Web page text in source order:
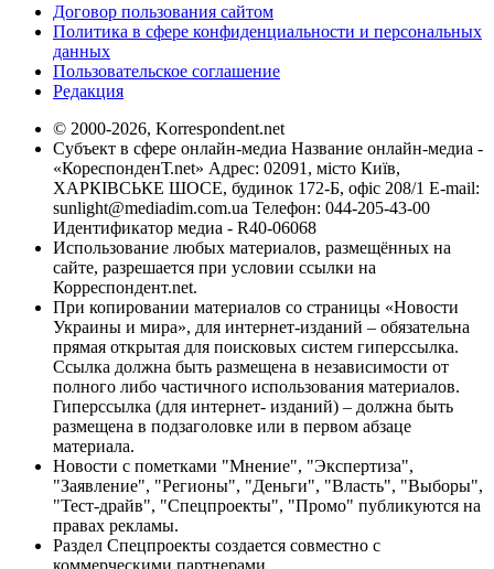
Договор пользования сайтом
Политика в сфере конфиденциальности и персональных
данных
Пользовательское соглашение
Редакция
© 2000-2026, Korrespondent.net
Субъект в сфере онлайн-медиа Название онлайн-медиа -
«КореспонденТ.net» Адрес: 02091, місто Київ,
ХАРКІВСЬКЕ ШОСЕ, будинок 172-Б, офіс 208/1 E-mail:
sunlight@mediadim.com.ua Телефон: 044-205-43-00
Идентификатор медиа - R40-06068
Использование любых материалов, размещённых на
сайте, разрешается при условии ссылки на
Корреспондент.net.
При копировании материалов со страницы «Новости
Украины и мира», для интернет-изданий – обязательна
прямая открытая для поисковых систем гиперссылка.
Ссылка должна быть размещена в независимости от
полного либо частичного использования материалов.
Гиперссылка (для интернет- изданий) – должна быть
размещена в подзаголовке или в первом абзаце
материала.
Новости с пометками "Мнение", "Экспертиза",
"Заявление", "Регионы", "Деньги", "Власть", "Выборы",
"Тест-драйв", "Спецпроекты", "Промо" публикуются на
правах рекламы.
Раздел Спецпроекты создается совместно с
коммерческими партнерами.